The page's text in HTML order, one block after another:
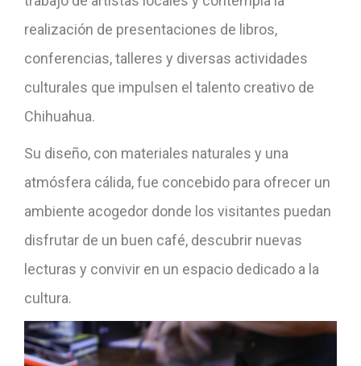
realización de presentaciones de libros,
conferencias, talleres y diversas actividades
culturales que impulsen el talento creativo de
Chihuahua.
Su diseño, con materiales naturales y una
atmósfera cálida, fue concebido para ofrecer un
ambiente acogedor donde los visitantes puedan
disfrutar de un buen café, descubrir nuevas
lecturas y convivir en un espacio dedicado a la
cultura.